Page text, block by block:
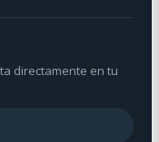
directamente en tu